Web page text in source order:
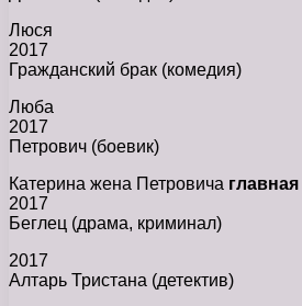
Люся
2017
Гражданский брак (комедия)
Люба
2017
Петрович (боевик)
Катерина жена Петровича
2017
Беглец (драма, криминал)
2017
Алтарь Тристана (детектив)